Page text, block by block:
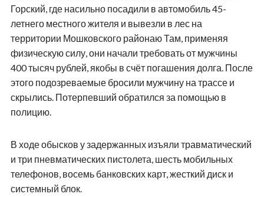
Горский, где насильно посадили в автомобиль 45-
летнего местного жителя и вывезли в лес на
территории Мошковского районаю Там, применяя
физическую силу, они начали требовать от мужчины
400 тысяч рублей, якобы в счёт погашения долга. После
этого подозреваемые бросили мужчину на трассе и
скрылись. Потерпевший обратился за помощью в
полицию.
В ходе обысков у задержанных изъяли травматический
и три пневматических пистолета, шесть мобильных
телефонов, восемь банковских карт, жесткий диск и
системный блок.